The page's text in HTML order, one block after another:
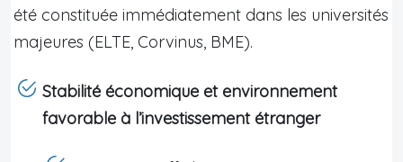
été constituée immédiatement dans les universités
majeures (ELTE, Corvinus, BME).
Stabilité économique et environnement
favorable à l’investissement étranger